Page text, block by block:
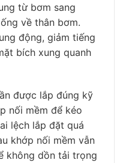
từ bơm sang
về thân bơm.
động, giảm tiếng
bích xung quanh
được lắp đúng kỹ
nối mềm để kéo
lệch lắp đặt quá
khớp nối mềm vẫn
không dồn tải trọng